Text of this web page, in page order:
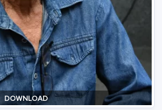
DOWNLOAD